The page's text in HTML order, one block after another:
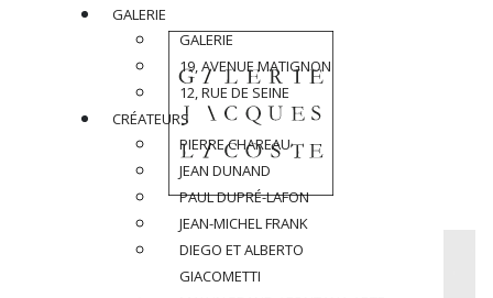
GALERIE
GALERIE
19, AVENUE MATIGNON
12, RUE DE SEINE
CRÉATEURS
PIERRE CHAREAU
JEAN DUNAND
PAUL DUPRÉ-LAFON
JEAN-MICHEL FRANK
DIEGO ET ALBERTO
GIACOMETTI